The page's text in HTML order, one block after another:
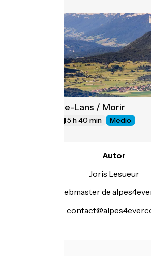
Villard-de-Lans / Morir
5 h 40 min Medio
Autor
Joris Lesueur
webmaster de